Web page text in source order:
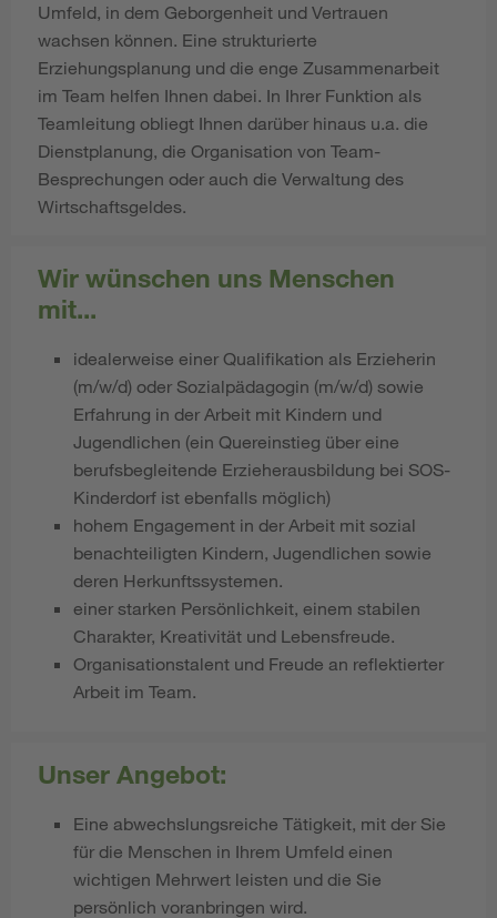
Umfeld, in dem Geborgenheit und Vertrauen
wachsen können. Eine strukturierte
Erziehungsplanung und die enge Zusammenarbeit
im Team helfen Ihnen dabei. In Ihrer Funktion als
Teamleitung obliegt Ihnen darüber hinaus u.a. die
Dienstplanung, die Organisation von Team-
Besprechungen oder auch die Verwaltung des
Wirtschaftsgeldes.
Wir wünschen uns Menschen
mit...
idealerweise einer Qualifikation als Erzieherin
(m/w/d) oder Sozialpädagogin (m/w/d) sowie
Erfahrung in der Arbeit mit Kindern und
Jugendlichen (ein Quereinstieg über eine
berufsbegleitende Erzieherausbildung bei SOS-
Kinderdorf ist ebenfalls möglich)
hohem Engagement in der Arbeit mit sozial
benachteiligten Kindern, Jugendlichen sowie
deren Herkunftssystemen.
​​​​​​einer starken Persönlichkeit, einem stabilen
Charakter, Kreativität und Lebensfreude.
Organisationstalent und Freude an reflektierter
Arbeit im Team.
Unser Angebot:
Eine abwechslungsreiche Tätigkeit, mit der Sie
für die Menschen in Ihrem Umfeld einen
wichtigen Mehrwert leisten und die Sie
persönlich voranbringen wird.